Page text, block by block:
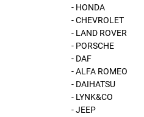
- HONDA
- CHEVROLET
- LAND ROVER
- PORSCHE
- DAF
- ALFA ROMEO
- DAIHATSU
- LYNK&CO
- JEEP